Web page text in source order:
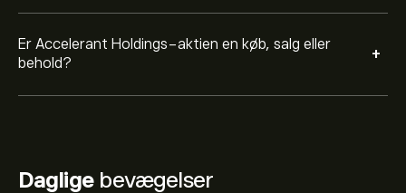
Er Accelerant Holdings-aktien en køb, salg eller
behold?
+
Dagligebevægelser